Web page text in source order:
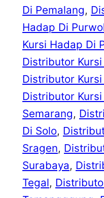
Di Pemalang,
Hadap Di
Kursi Hadap Di
Distributor
Distributor
Distributor
Semarang,
Di Solo,
Sragen,
Surabaya,
Tegal,